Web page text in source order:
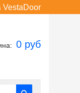
VestaDoor
0 руб